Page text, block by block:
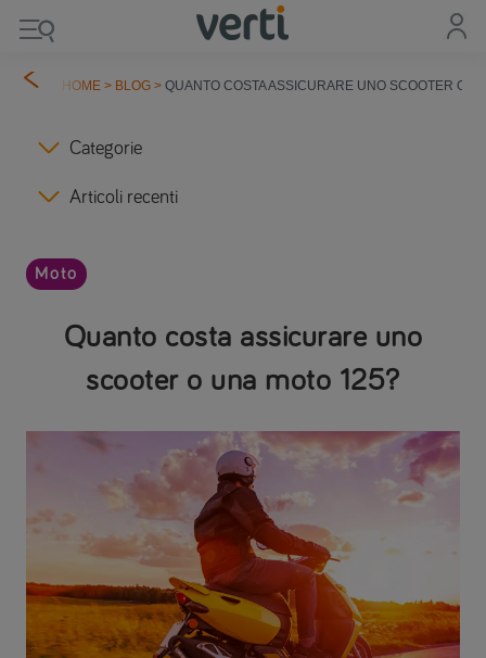
HOME > BLOG >QUANTO COSTA ASSICURARE UNO SCOOTER O
Categorie
Articoli recenti
Quanto costa assicurare uno
scooter o una moto 125?
Moto